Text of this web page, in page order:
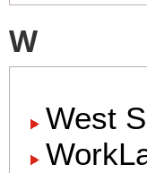
W
West